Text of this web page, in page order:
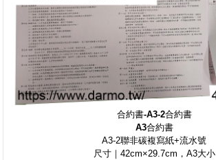
合約書-A3-2合約書
A3合約書
A3-2聯非碳複寫紙+流水號
尺寸｜42cm×29.7cm，A3大小